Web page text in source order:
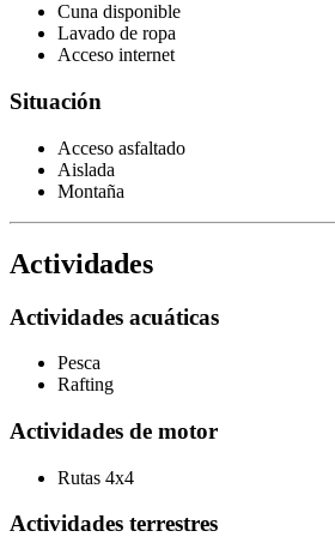
Cuna disponible
Lavado de ropa
Acceso internet
Situación
Acceso asfaltado
Aislada
Montaña
Actividades
Actividades acuáticas
Pesca
Rafting
Actividades de motor
Rutas 4x4
Actividades terrestres